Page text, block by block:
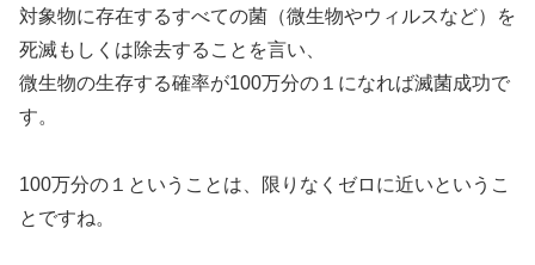
対象物に存在するすべての菌（微生物やウィルスなど）を
死滅もしくは除去することを言い、
微生物の生存する確率が100万分の１になれば滅菌成功で
す。
100万分の１ということは、限りなくゼロに近いというこ
とですね。